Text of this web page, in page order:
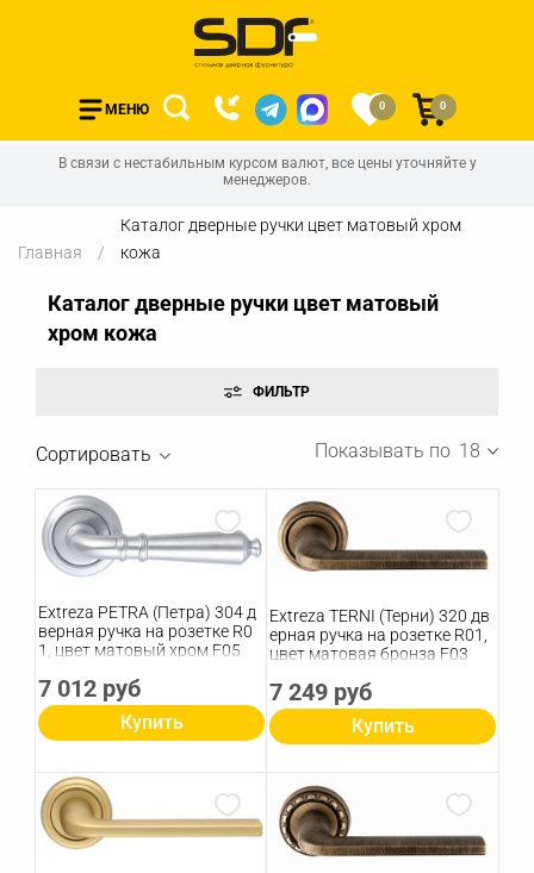
МЕНЮ 0 0
В связи с нестабильным курсом валют, все цены уточняйте у
менеджеров.
Главная
Каталог дверные ручки цвет матовый хром
кожа
Каталог дверные ручки цвет матовый
хром кожа
Сортировать Показывать по 18
Extreza PETRA (Петра) 304 д
верная ручка на розетке R0
1, цвет матовый хром F05
7 012 руб
Купить
Extreza TERNI (Терни) 320 дв
ерная ручка на розетке R01,
цвет матовая бронза F03
7 249 руб
Купить